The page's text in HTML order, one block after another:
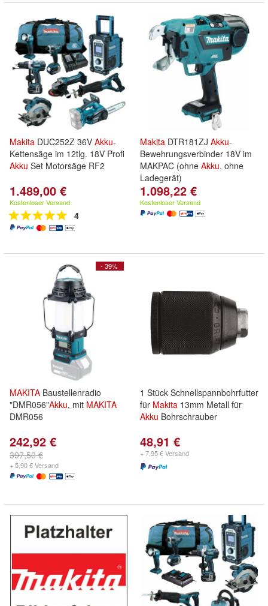
Makita DUC252Z 36V Akku-
Kettensäge im 12tlg. 18V Profi
Akku Set Motorsäge RF2
1.489,00 €
Kostenloser Versand
4
Makita DTR181ZJ Akku-
Bewehrungsverbinder 18V im
MAKPAC (ohne Akku, ohne
Ladegerät)
1.098,22 €
Kostenloser Versand
- 39%
MAKITA Baustellenradio
"DMR056"Akku, mit MAKITA
DMR056
242,92 €
397,50 €
+ 5,90 € Versand
1 Stück Schnellspannbohrfutter
für Makita 13mm Metall für
Akku Bohrschrauber
48,91 €
+ 7,95 € Versand